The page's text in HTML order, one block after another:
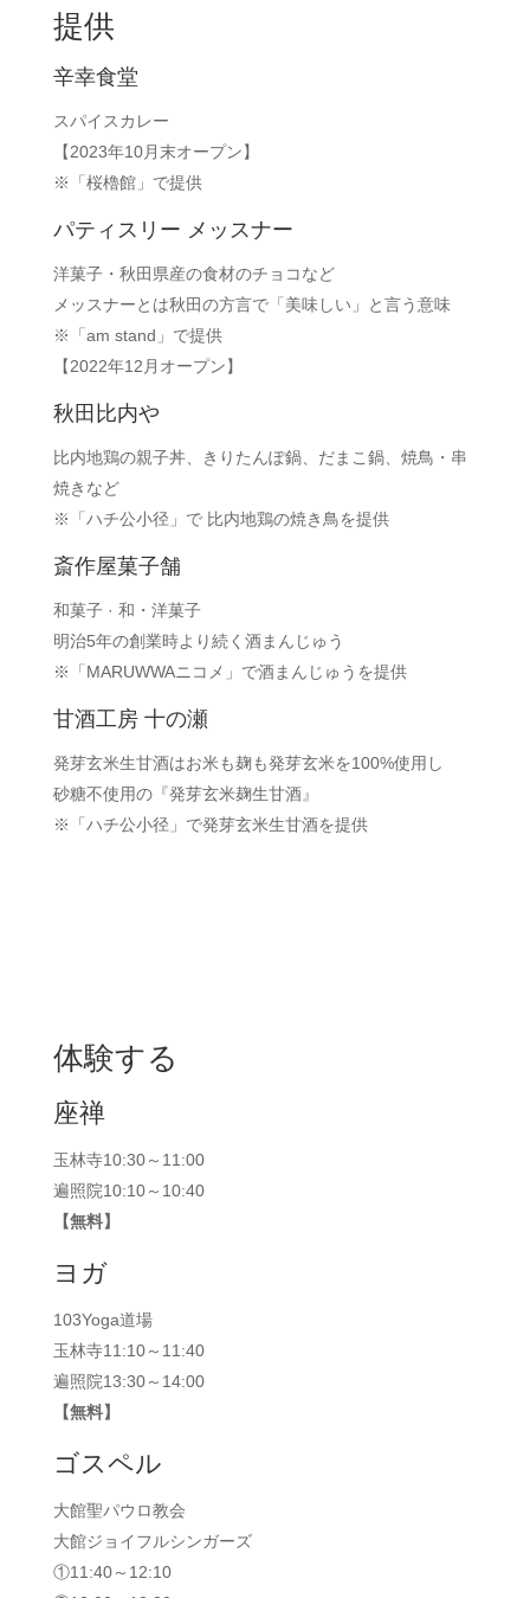
提供
辛幸食堂
スパイスカレー
【2023年10月末オープン】
※「桜櫓館」で提供
パティスリー メッスナー
洋菓子・秋田県産の食材のチョコなど
メッスナーとは秋田の方言で「美味しい」と言う意味
※「am stand」で提供
【2022年12月オープン】
秋田比内や
比内地鶏の親子丼、きりたんぽ鍋、だまこ鍋、焼鳥・串
焼きなど
※「ハチ公小径」で 比内地鶏の焼き鳥を提供
斎作屋菓子舗
和菓子 · 和・洋菓子
明治5年の創業時より続く酒まんじゅう
※「MARUWWAニコメ」で酒まんじゅうを提供
甘酒工房 十の瀬
発芽玄米生甘酒はお米も麹も発芽玄米を100%使用し
砂糖不使用の『発芽玄米麹生甘酒』
※「ハチ公小径」で発芽玄米生甘酒を提供
体験する
座禅
玉林寺10:30～11:00
遍照院10:10～10:40
【無料】
ヨガ
103Yoga道場
玉林寺11:10～11:40
遍照院13:30～14:00
【無料】
ゴスペル
大館聖パウロ教会
大館ジョイフルシンガーズ
①11:40～12:10